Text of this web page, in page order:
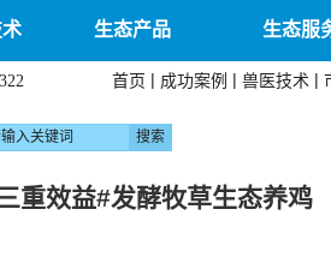
生态产品 生态服
首页 | 成功案例 | 兽医技术 |
重效益#发酵牧草生态养鸡